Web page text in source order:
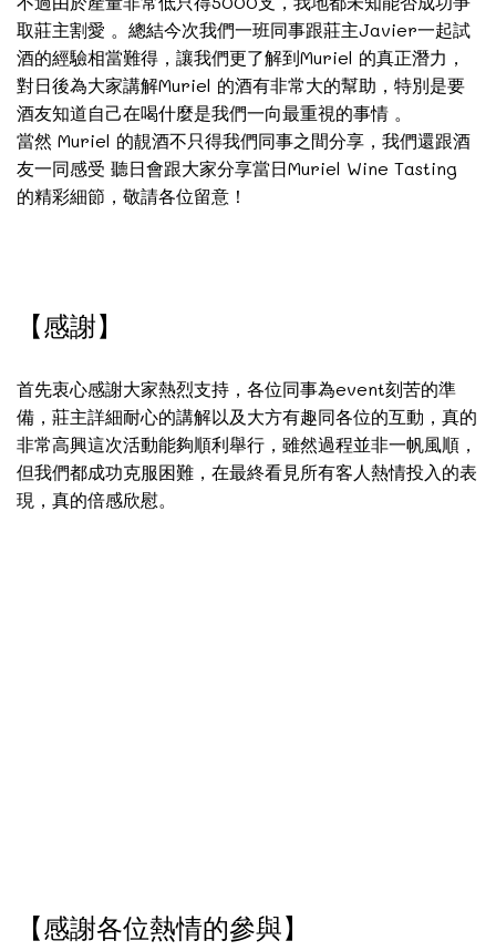
取莊主割愛 。總結今次我們一班同事跟莊主Javier一起試
酒的經驗相當難得，讓我們更了解到Muriel 的真正潛力，
對日後為大家講解Muriel 的酒有非常大的幫助，特別是要
酒友知道自己在喝什麼是我們一向最重視的事情 。
當然 Muriel 的靚酒不只得我們同事之間分享，我們還跟酒
友一同感受 聽日會跟大家分享當日Muriel Wine Tasting
的精彩細節，敬請各位留意！
【感謝】
首先衷心感謝大家熱烈支持，各位同事為event刻苦的準
備，莊主詳細耐心的講解以及大方有趣同各位的互動，真的
非常高興這次活動能夠順利舉行，雖然過程並非一帆風順，
但我們都成功克服困難，在最終看見所有客人熱情投入的表
現，真的倍感欣慰。
【感謝各位熱情的參與】